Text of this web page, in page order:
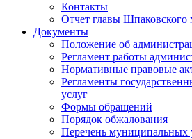
Контакты
Отчет главы Шпаковского
Документы
Положение об
Регламент работы
Нормативные правовые
Регламенты
услуг
Формы обращений
Порядок обжалования
Перечень муниципальных